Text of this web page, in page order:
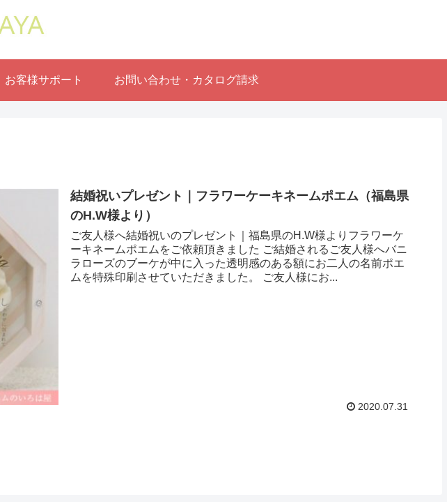
お客様サポート お問い合わせ・カタログ請求
結婚祝いプレゼント｜フラワーケーキネームポエム（福島県
のH.W様より ）
ご友人様へ結婚祝いのプレゼント｜福島県のH.W様よりフラワーケ
ーキネームポエムをご依頼頂きました ご結婚されるご友人様へバニ
ラローズのブーケが中に入った透明感のある額にお二人の名前ポエ
ムを特殊印刷させていただきました。 ご友人様にお...
2020.07.31